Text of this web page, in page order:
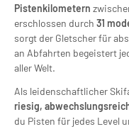
Pistenkilometern
erschlossen durch 31
sorgt der Gletscher für
an Abfahrten begeistert
aller Welt.
Als leidenschaftlicher
riesig,
du Pisten für jedes Level